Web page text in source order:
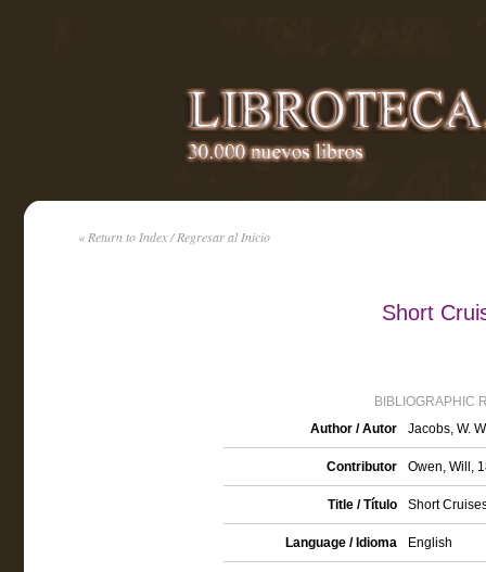
« Return to Index / Regresar al Inicio
Short
BIBLIOGRAPHIC
Author / Autor
Jacobs, W.
Contributor Owen, Will,
Title / Título Short
Language / Idioma English